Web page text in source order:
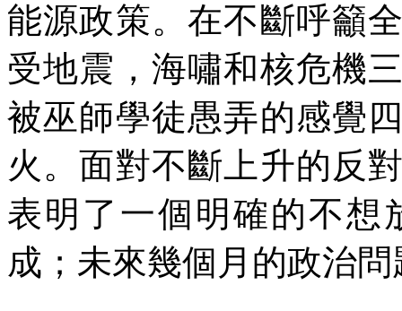
能源政策。在不斷呼籲
受地震，海嘯和核危機
被巫師學徒愚弄的感覺
火。面對不斷上升的反
表明了一個明確的不想
成；未來幾個月的政治